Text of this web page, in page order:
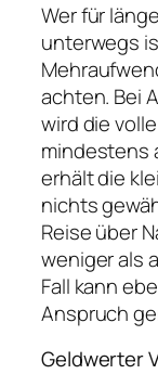
Wer für
unterwegs
achten. Bei
wird die
mindestens
erhält die
nichts
Reise über
weniger als
Fall kann
Anspruch
Geldwerter